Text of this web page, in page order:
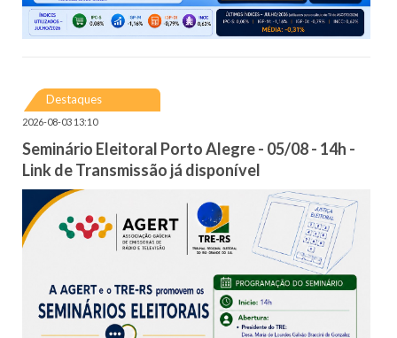
Destaques
2026-08-03 13:10
Seminário Eleitoral Porto Alegre - 05/08 - 14h -
Link de Transmissão já disponível